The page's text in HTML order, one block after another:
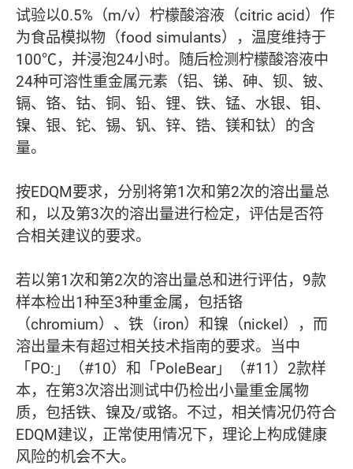
试验以0.5%（m/v）柠檬酸溶液（citric acid）作
为食品模拟物（food simulants），温度维持于
100℃，并浸泡24小时。随后检测柠檬酸溶液中
24种可溶性重金属元素（铝、锑、砷、钡、铍、
镉、铬、钴、铜、铅、锂、铁、锰、水银、钼、
镍、银、铊、锡、钒、锌、锆、镁和钛）的含
量。
按EDQM要求，分别将第1次和第2次的溶出量总
和，以及第3次的溶出量进行检定，评估是否符
合相关建议的要求。
若以第1次和第2次的溶出量总和进行评估，9款
样本检出1种至3种重金属，包括铬
（chromium）、铁（iron）和镍（nickel），而
溶出量未有超过相关技术指南的要求。当中
「PO:」（#10）和「PoleBear」（#11）2款样
本，在第3次溶出测试中仍检出小量重金属物
质，包括铁、镍及/或铬。不过，相关情况仍符合
EDQM建议，正常使用情况下，理论上构成健康
风险的机会不大。